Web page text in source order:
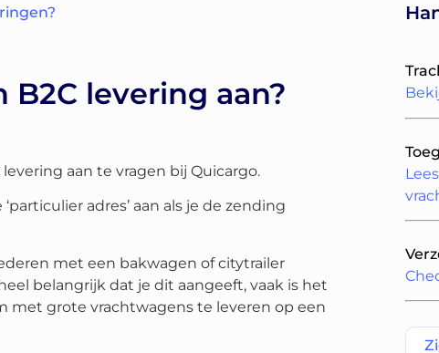
B2C levering aan?
aan te vragen bij Quicargo.
adres’ aan als je de zending
met een bakwagen of citytrailer
belangrijk dat je dit aangeeft, vaak is het
met grote vrachtwagens te leveren op een